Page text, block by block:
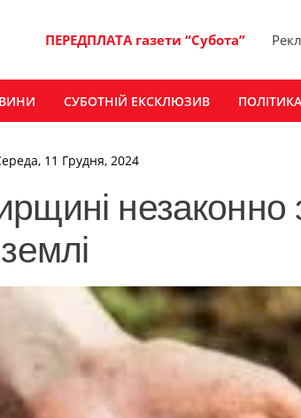
ПЕРЕДПЛАТА газети “Субота”
СУБОТНІЙ ЕКСКЛЮЗИВ ПОЛІТИКА
11 Грудня, 2024
незаконно